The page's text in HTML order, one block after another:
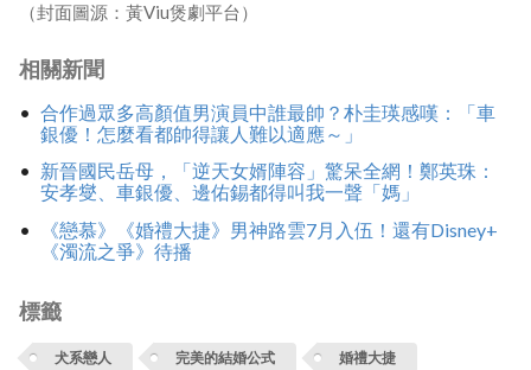
（封面圖源：黃Viu煲劇平台）
相關新聞
合作過眾多高顏值男演員中誰最帥？朴圭瑛感嘆：「車
銀優！怎麼看都帥得讓人難以適應～」
新晉國民岳母，「逆天女婿陣容」驚呆全網！鄭英珠：
安孝燮、車銀優、邊佑錫都得叫我一聲「媽」
《戀慕》《婚禮大捷》男神路雲7月入伍！還有Disney+
《濁流之爭》待播
標籤
犬系戀人 完美的結婚公式 婚禮大捷